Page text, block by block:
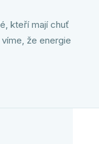
kteří mají chuť
že energie